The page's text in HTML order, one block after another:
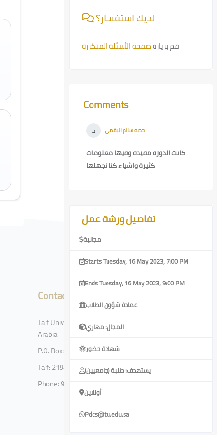
لديك استفسار؟
قم بزيارةصفحة الأسئلة المتكررة
Skip Comments
Comments
حا حصه سالم البقمي-
كانت الدورة مفيدة وفيها معلومات
كثيرة واشياء كنا نجهلها
تفاصيل ورشة عمل
مجانية
Starts Tuesday, 16 May 2023, 7:00 PM
Ends Tuesday, 16 May 2023, 9:00 PM
عمادة شؤون الطلاب
المجال: مهاري
شهادة حضور
يستهدف: طلبة (جامعيين)
أونلاين
Pdcs@tu.edu.sa
Contact
Taif University, Taif, Kingdom of Saudi
Arabia
P.O. Box: 11099
Taif: 21944
Phone: 920002122